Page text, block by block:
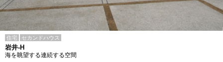
住宅 セカンドハウス
岩井-H
海を眺望する連続する空間